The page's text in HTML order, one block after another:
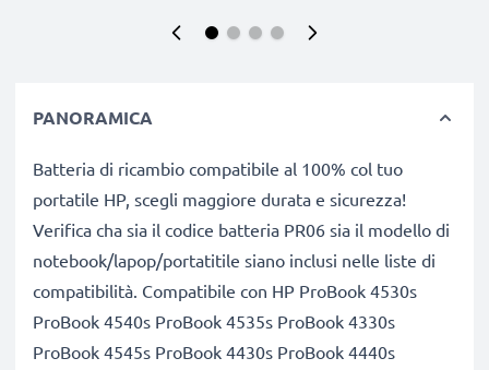
PANORAMICA
Batteria di ricambio compatibile al 100% col tuo
portatile HP, scegli maggiore durata e sicurezza!
Verifica cha sia il codice batteria PR06 sia il modello di
notebook/lapop/portatitile siano inclusi nelle liste di
compatibilità. Compatibile con HP ProBook 4530s
ProBook 4540s ProBook 4535s ProBook 4330s
ProBook 4545s ProBook 4430s ProBook 4440s